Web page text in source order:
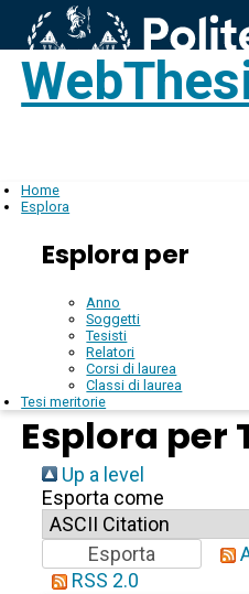
Home
Esplora
Esplora per
Anno
Soggetti
Tesisti
Relatori
Corsi di laurea
Classi di laurea
Tesi meritorie
Esplora per
Up a level
Esporta come
RSS 2.0